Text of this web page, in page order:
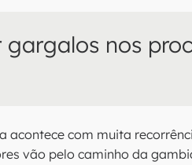
gargalos nos
acontece com muita
vão pelo caminho da